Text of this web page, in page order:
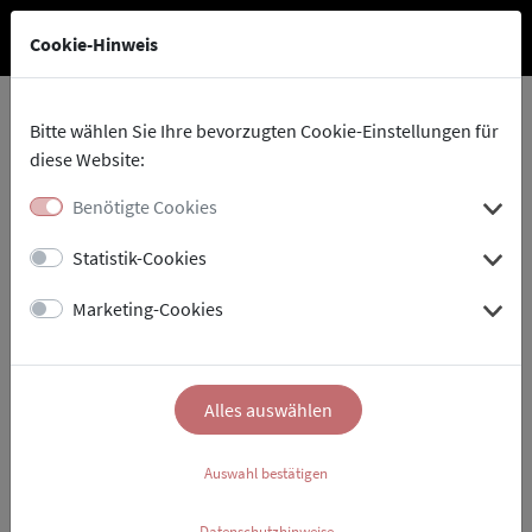
Cookie-Hinweis
Bitte wählen Sie Ihre bevorzugten Cookie-Einstellungen für
diese Website:
Benötigte Cookies
Statistik-Cookies
Marketing-Cookies
Auswahl bestätigen
Alles auswählen
Stadtholding Impressum
Impressum
76829 Landau in der Pfalz